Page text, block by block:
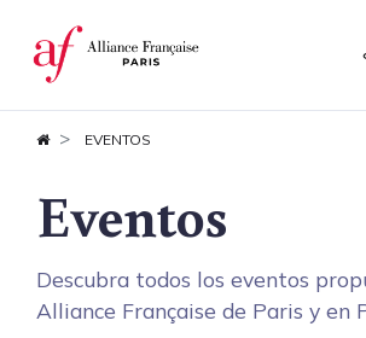
Panel de gestión de cookies
EVENTOS
Eventos
Descubra todos los eventos
Alliance Française de Paris y en